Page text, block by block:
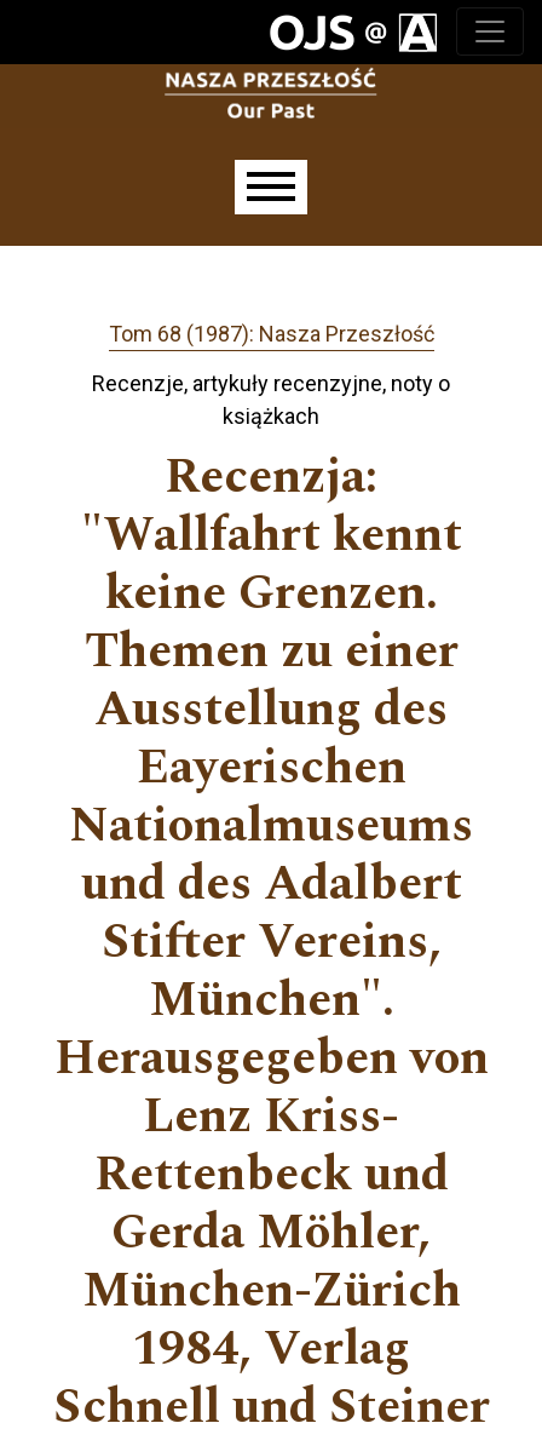
Tom 68 (1987): Nasza Przeszłość
Recenzje, artykuły recenzyjne, noty o
książkach
Recenzja:
"Wallfahrt kennt
keine Grenzen.
Themen zu einer
Ausstellung des
Eayerischen
Nationalmuseums
und des Adalbert
Stifter Vereins,
München".
Herausgegeben von
Lenz Kriss-
Rettenbeck und
Gerda Möhler,
München-Zürich
1984, Verlag
Schnell und Steiner